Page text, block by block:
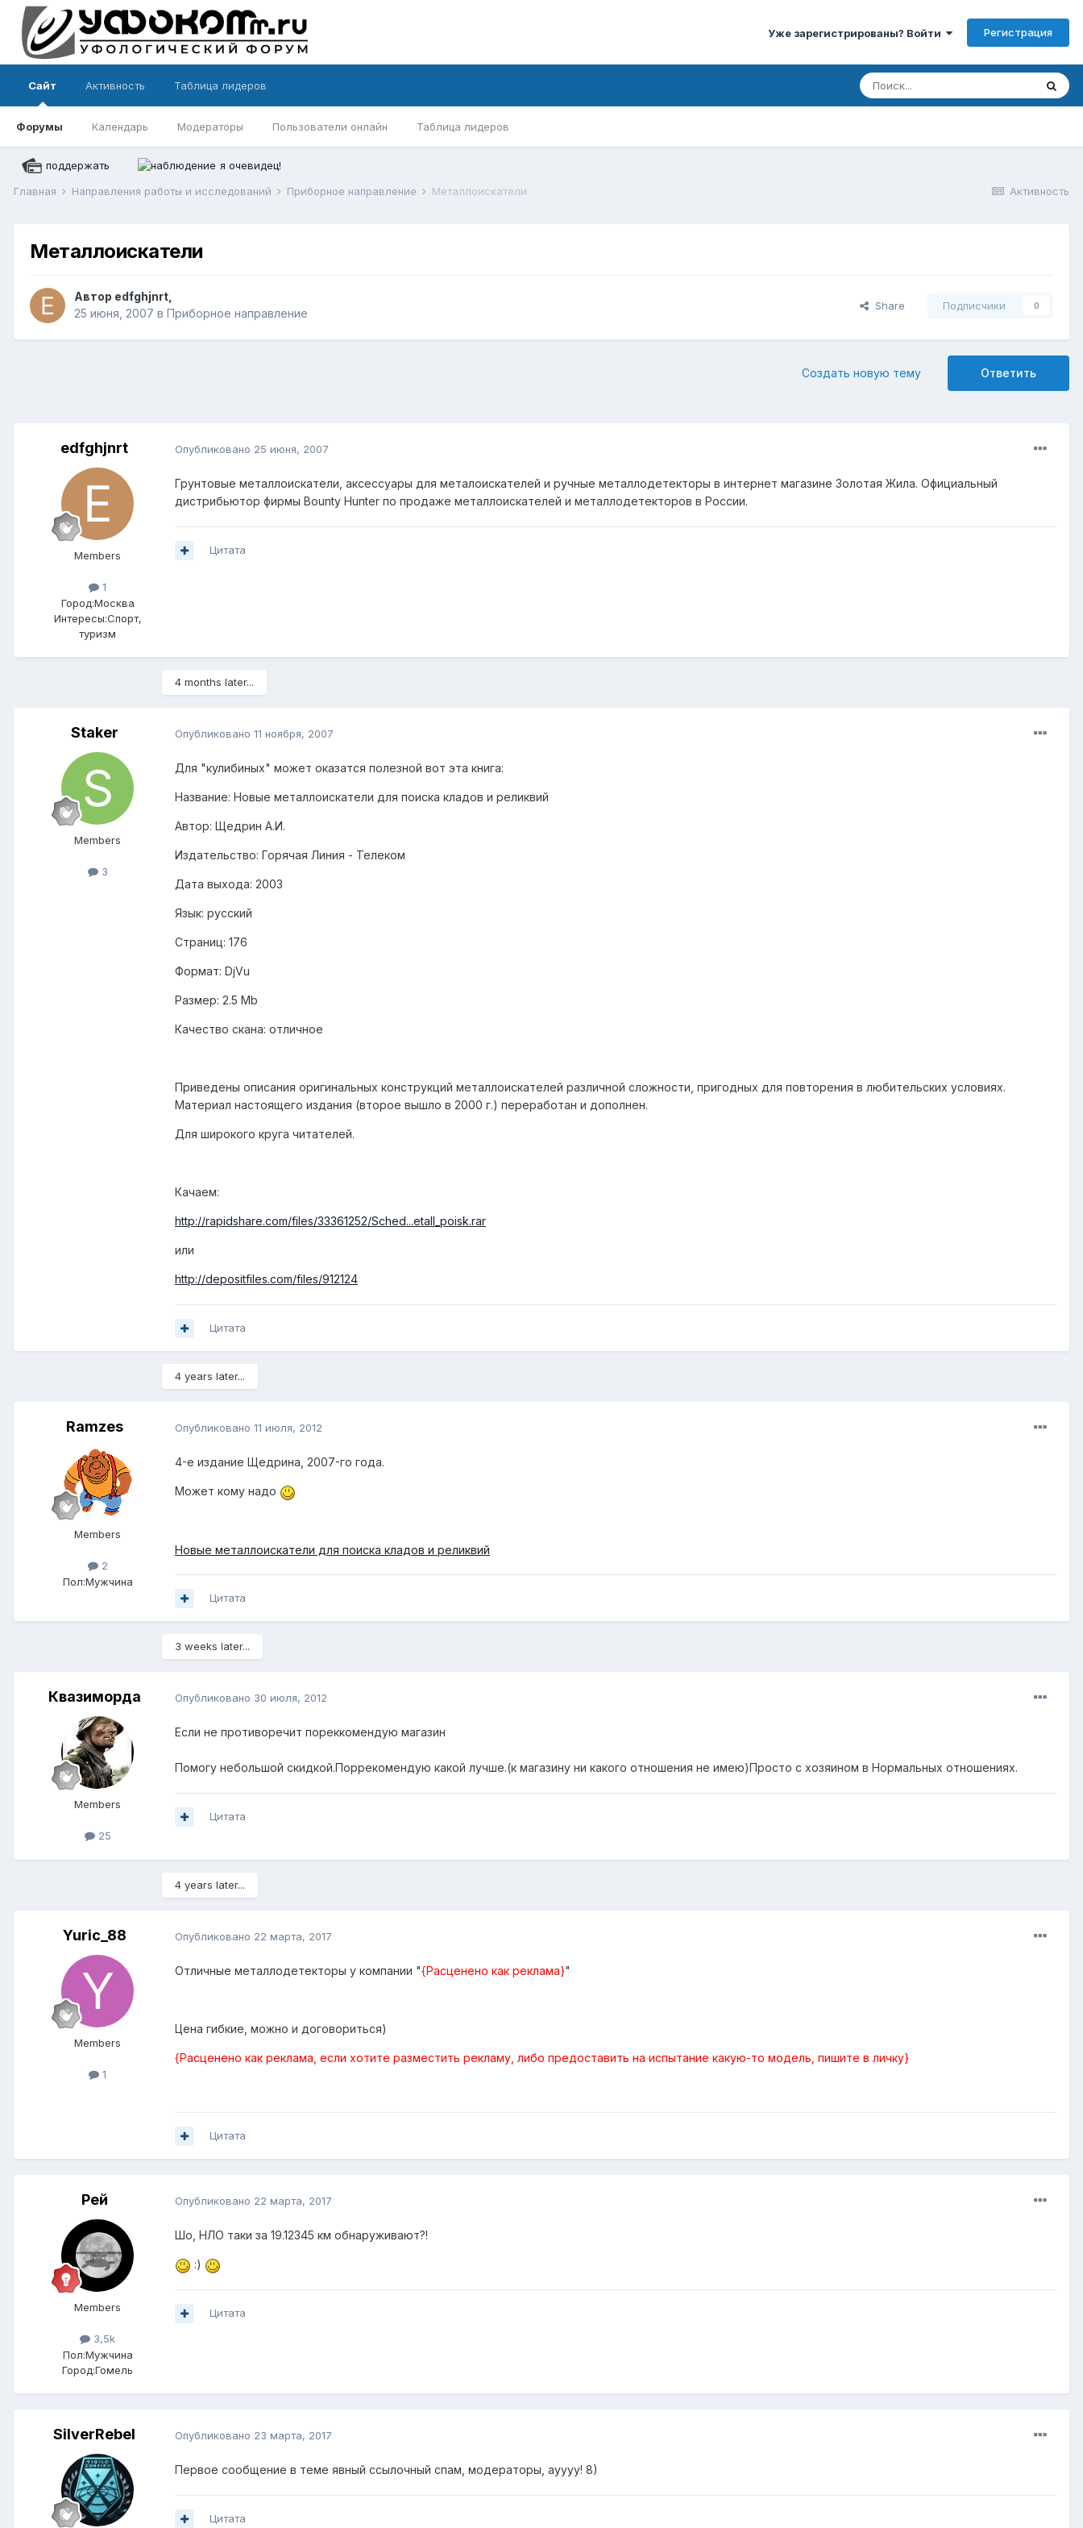
Уже зарегистрированы? Войти Регистрация
Сайт
Форумы Календарь Модераторы Пользователи онлайн Таблица лидеров
Активность Таблица лидеров
поддержать
я очевидец!
Активность
Главная Направления работы и исследований Приборное направление Металлоискатели
Металлоискатели
Автор edfghjnrt
25 июня, 2007 в Приборное направление
Share Подписчики 0
Ответить
Создать новую тему
edfghjnrt
Members
1
Город:Москва
Интересы:Спорт,
туризм
Опубликовано 25 июня, 2007
Грунтовые металлоискатели , аксессуары для металоискателей и ручные металлодетекторы в интернет магазине Золотая Жила. Официальный
дистрибьютор фирмы Bounty Hunter по продаже металлоискателей и металлодетекторов в России.
Цитата
4 months later...
Staker
Members
3
Опубликовано 11 ноября, 2007
Для "кулибиных" может оказатся полезной вот эта книга:
Название: Новые металлоискатели для поиска кладов и реликвий
Автор: Щедрин А.И.
Издательство: Горячая Линия - Телеком
Дата выхода: 2003
Язык: русский
Страниц: 176
Формат: DjVu
Размер: 2.5 Mb
Качество скана: отличное
Приведены описания оригинальных конструкций металлоискателей различной сложности, пригодных для повторения в любительских условиях.
Материал настоящего издания (второе вышло в 2000 г.) переработан и дополнен.
Для широкого круга читателей.
Качаем:
http://rapidshare.com/files/33361252/Sched...etall_poisk.rar
или
http://depositfiles.com/files/912124
Цитата
4 years later...
Ramzes
Members
2
Пол:Мужчина
Опубликовано 11 июля, 2012
4-е издание Щедрина, 2007-го года.
Может кому надо
Новые металлоискатели для поиска кладов и реликвий
Цитата
3 weeks later...
Квазиморда
Members
25
Опубликовано 30 июля, 2012
Если не противоречит пореккомендую магазин
Помогу небольшой скидкой.Поррекомендую какой лучше.(к магазину ни какого отношения не имею)Просто с хозяином в Нормальных отношениях.
Цитата
4 years later...
Yuric_88
Members
1
Опубликовано 22 марта, 2017
Отличные металлодетекторы у компании "{Расценено как реклама}"
Цена гибкие, можно и договориться)
{Расценено как реклама, если хотите разместить рекламу, либо предоставить на испытание какую-то модель, пишите в личку}
Цитата
Рей
Members
3,5k
Пол:Мужчина
Город:Гомель
Опубликовано 22 марта, 2017
Шо, НЛО таки за 19.12345 км обнаруживают?!
:)
Цитата
SilverRebel Опубликовано 23 марта, 2017
Первое сообщение в теме явный ссылочный спам, модераторы, ауууу! 8)
Цитата